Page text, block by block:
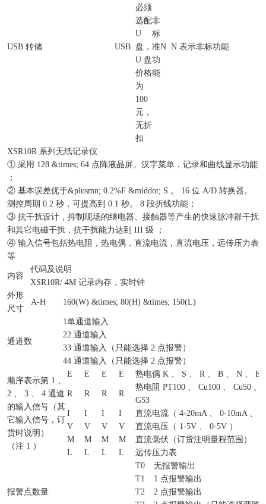
USB 转储 USB
必须
选配
U
盘，
U 盘
价格
为
100
元，
无折
扣
非
标
准
功
能
N N 表示非标功能
XSR10R 系列无纸记录仪
① 采用 128 &times; 64 点阵液晶屏。汉字菜单，记录和曲线显示功能
；
② 基本误差优于&plusmn; 0.2%F &middot; S 。 16 位 A/D 转换器。
测控周期 0.2 秒，可提高到 0.1 秒。 8 段折线功能；
③ 抗干扰设计，抑制现场的继电器、接触器等产生的快速脉冲群干扰
和其它电磁干扰，抗干扰能力达到 III 级 ；
④ 输入信号包括热电阻，热电偶，直流电流，直流电压，远传压力表
等
内容
代码及说明
XSR10R/ 4M 记录内存，实时钟
外形
尺寸
A-H 160(W) &times; 80(H) &times; 150(L)
通道数
1单通道输入
22 通道输入
33 通道输入（只能选择 2 点报警）
44 通道输入（只能选择 2 点报警）
顺序表示第 1 、
2 、 3 、 4 通道
的输入信号（其
它输入信号，订
货时说明）
（注 1 ）
E E E E 热电偶 K 、 S 、 R 、 B 、 N 、 E
R R R R
热电阻 PT100 、 Cu100 、 Cu50
G53
I
I I I
直流电流（ 4-20mA 、 0-10mA 、
V
V V V
直流电压（ 1-5V 、 0-5V ）
M
M M M
直流毫伏（订货注明量程范围）
L
L L L 远传压力表
报警点数量
T0
无报警输出
T1
1 点报警输出
T2
2 点报警输出